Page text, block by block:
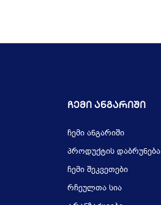
Ჩემი Ანგარიში
ჩემი ანგარიში
პროდუქტის დაბრუნება
ჩემი შეკვეთები
რჩეულთა სია